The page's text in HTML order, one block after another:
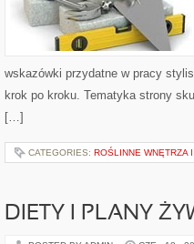
wskazówki przydatne w pracy
krok po kroku. Tematyka strony
[…]
CATEGORIES: ROŚLINNE WNĘTRZA
DIETY I PLANY